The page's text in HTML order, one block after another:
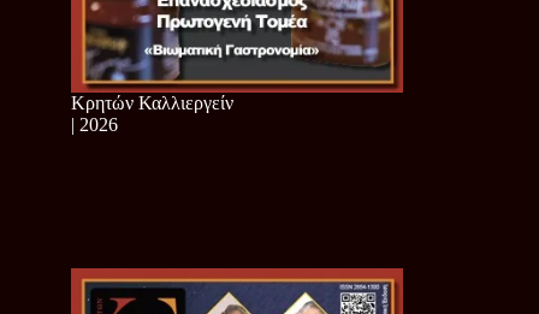
Κρητών Καλλιεργείν
| 2026